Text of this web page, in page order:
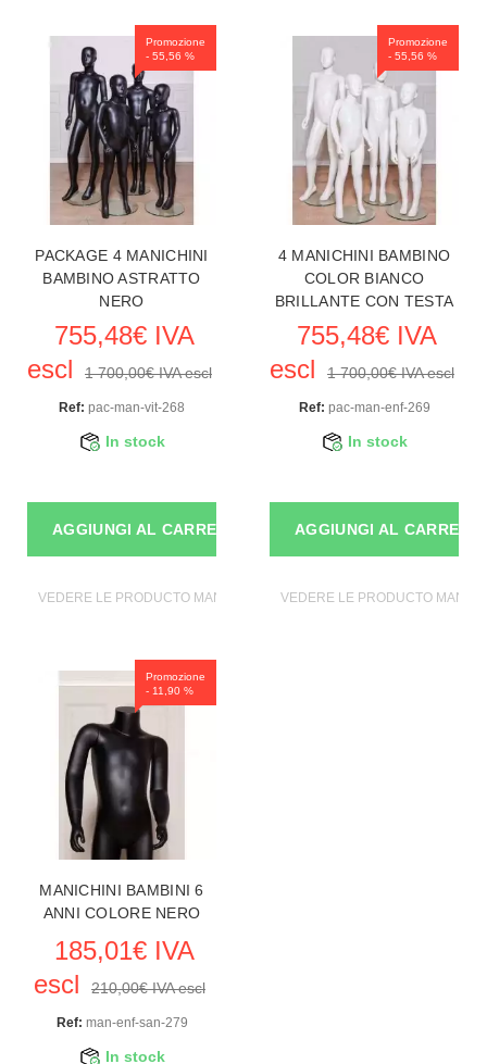
Promozione
- 55,56 %
PACKAGE 4 MANICHINI
BAMBINO ASTRATTO
NERO
755,48€ IVA
escl
1 700,00€ IVA escl
Ref: pac-man-vit-268
In stock
AGGIUNGI AL CARRELLO
VEDERE LE PRODUCTO MANICHINI
Promozione
- 55,56 %
4 MANICHINI BAMBINO
COLOR BIANCO
BRILLANTE CON TESTA
755,48€ IVA
escl
1 700,00€ IVA escl
Ref: pac-man-enf-269
In stock
AGGIUNGI AL
VEDERE LE PRODUCTO
Promozione
- 11,90 %
MANICHINI BAMBINI 6
ANNI COLORE NERO
185,01€ IVA
escl
210,00€ IVA escl
Ref: man-enf-san-279
In stock